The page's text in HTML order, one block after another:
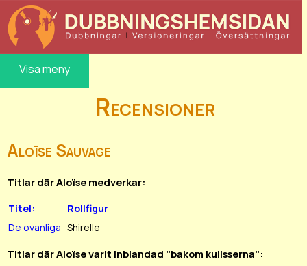
Visa meny
Recensioner
Aloïse Sauvage
Titlar där Aloïse medverkar:
Titel:
Rollfigur
De ovanliga Shirelle
Titlar där Aloïse varit inblandad "bakom kulisserna":